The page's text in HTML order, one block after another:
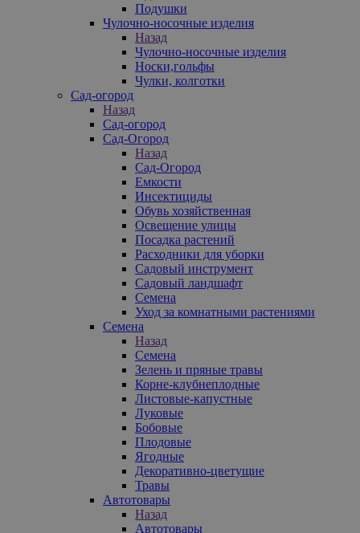
Подушки
Чулочно-носочные изделия
Назад
Чулочно-носочные изделия
Носки,гольфы
Чулки, колготки
Сад-огород
Назад
Сад-огород
Сад-Огород
Назад
Сад-Огород
Емкости
Инсектициды
Обувь хозяйственная
Освещение улицы
Посадка растений
Расходники для уборки
Садовый инструмент
Садовый ландшафт
Семена
Уход за комнатными растениями
Семена
Назад
Семена
Зелень и пряные травы
Корне-клубнеплодные
Листовые-капустные
Луковые
Бобовые
Плодовые
Ягодные
Декоративно-цветущие
Травы
Автотовары
Назад
Автотовары